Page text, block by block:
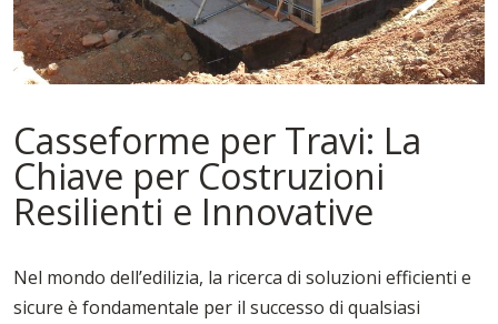
Casseforme per Travi: La
Chiave per Costruzioni
Resilienti e Innovative
Nel mondo dell’edilizia, la ricerca di soluzioni efficienti e
sicure è fondamentale per il successo di qualsiasi